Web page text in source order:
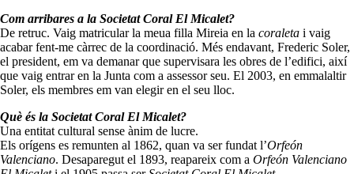
Com arribares a la Societat Coral El Micalet?
De retruc. Vaig matricular la meua filla Mireia en la coraleta i vaig
acabar fent-me càrrec de la coordinació. Més endavant, Frederic Soler,
el president, em va demanar que supervisara les obres de l’edifici, així
que vaig entrar en la Junta com a assessor seu. El 2003, en emmalaltir
Soler, els membres em van elegir en el seu lloc.
Què és la Societat Coral El Micalet?
Una entitat cultural sense ànim de lucre.
Els orígens es remunten al 1862, quan va ser fundat l’Orfeón
Valenciano. Desaparegut el 1893, reapareix com a Orfeón Valenciano